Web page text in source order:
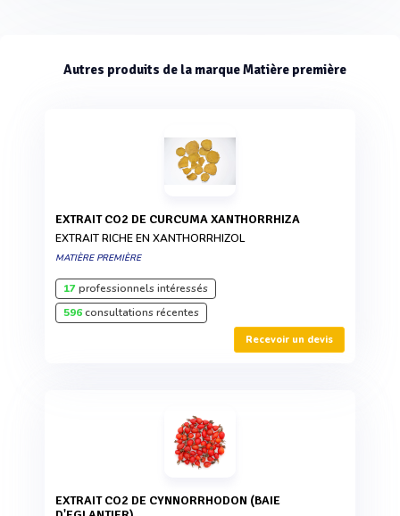
Autres produits de la marque Matière première
EXTRAIT CO2 DE CURCUMA XANTHORRHIZA
EXTRAIT RICHE EN XANTHORRHIZOL
MATIÈRE PREMIÈRE
17professionnels intéressés
596consultations récentes
Recevoir un devis
EXTRAIT CO2 DE CYNNORRHODON (BAIE